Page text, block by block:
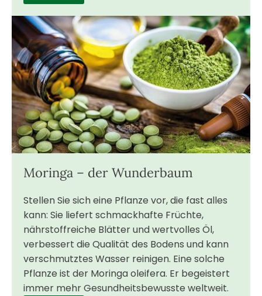
Moringa – der Wunderbaum
Stellen Sie sich eine Pflanze vor, die fast alles
kann: Sie liefert schmackhafte Früchte,
nährstoffreiche Blätter und wertvolles Öl,
verbessert die Qualität des Bodens und kann
verschmutztes Wasser reinigen. Eine solche
Pflanze ist der Moringa oleifera. Er begeistert
immer mehr Gesundheitsbewusste weltweit.